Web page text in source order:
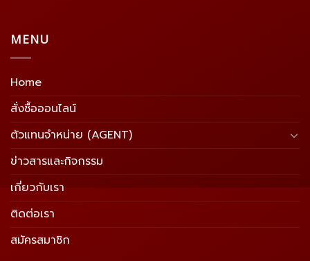
MENU
Home
สั่งซื้อออนไลน์
ตัวแทนจำหน่าย (AGENT)
ข่าวสารและกิจกรรม
เกี่ยวกับเรา
ติดต่อเรา
สมัครสมาชิก